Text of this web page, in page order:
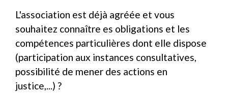
L'association est déjà agréée et vous
souhaitez connaître es obligations et les
compétences particulières dont elle dispose
(participation aux instances consultatives,
possibilité de mener des actions en
justice,...) ?